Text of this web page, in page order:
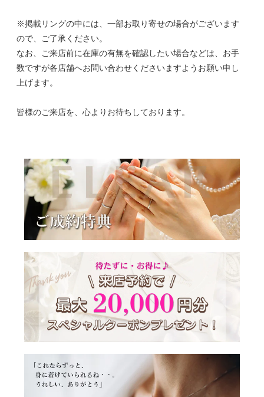
※掲載リングの中には、一部お取り寄せの場合がございます
ので、ご了承ください。
なお、ご来店前に在庫の有無を確認したい場合などは、お手
数ですが各店舗へお問い合わせくださいますようお願い申し
上げます。
皆様のご来店を、心よりお待ちしております。